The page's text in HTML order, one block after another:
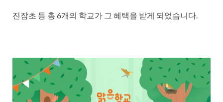
진잠초 등 총 6개의 학교가 그 혜택을 받게 되었습니다.